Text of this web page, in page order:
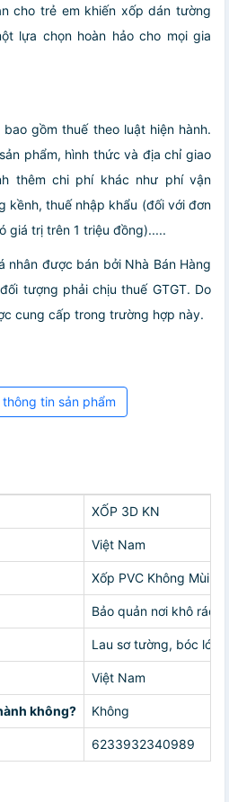
cho trẻ em khiến xốp dán tường
lựa chọn hoàn hảo cho mọi gia
gồm thuế theo luật hiện hành.
phẩm, hình thức và địa chỉ giao
thêm chi phí khác như phí vận
kềnh, thuế nhập khẩu (đối với đơn
giá trị trên 1 triệu đồng).....
nhân được bán bởi Nhà Bán Hàng
tượng phải chịu thuế GTGT. Do
cung cấp trong trường hợp này.
tin sản phẩm
XỐP 3D KN
Việt Nam
Xốp PVC Không Mùi
Bảo quản nơi khô ráo
Lau sơ tường, bóc lớp
Việt Nam
không? Không
6233932340989